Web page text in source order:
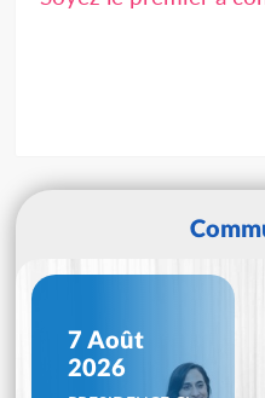
7 Août
2026